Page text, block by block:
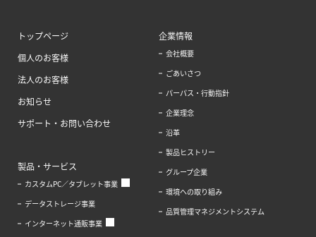
トップページ
個人のお客様
法人のお客様
お知らせ
サポート・お問い合わせ
製品・サービス
カスタムPC／タブレット事業
データストレージ事業
インターネット通販事業
企業情報
会社概要
ごあいさつ
パーパス・行動指針
企業理念
沿革
製品ヒストリー
グループ企業
環境への取り組み
品質管理マネジメントシステム